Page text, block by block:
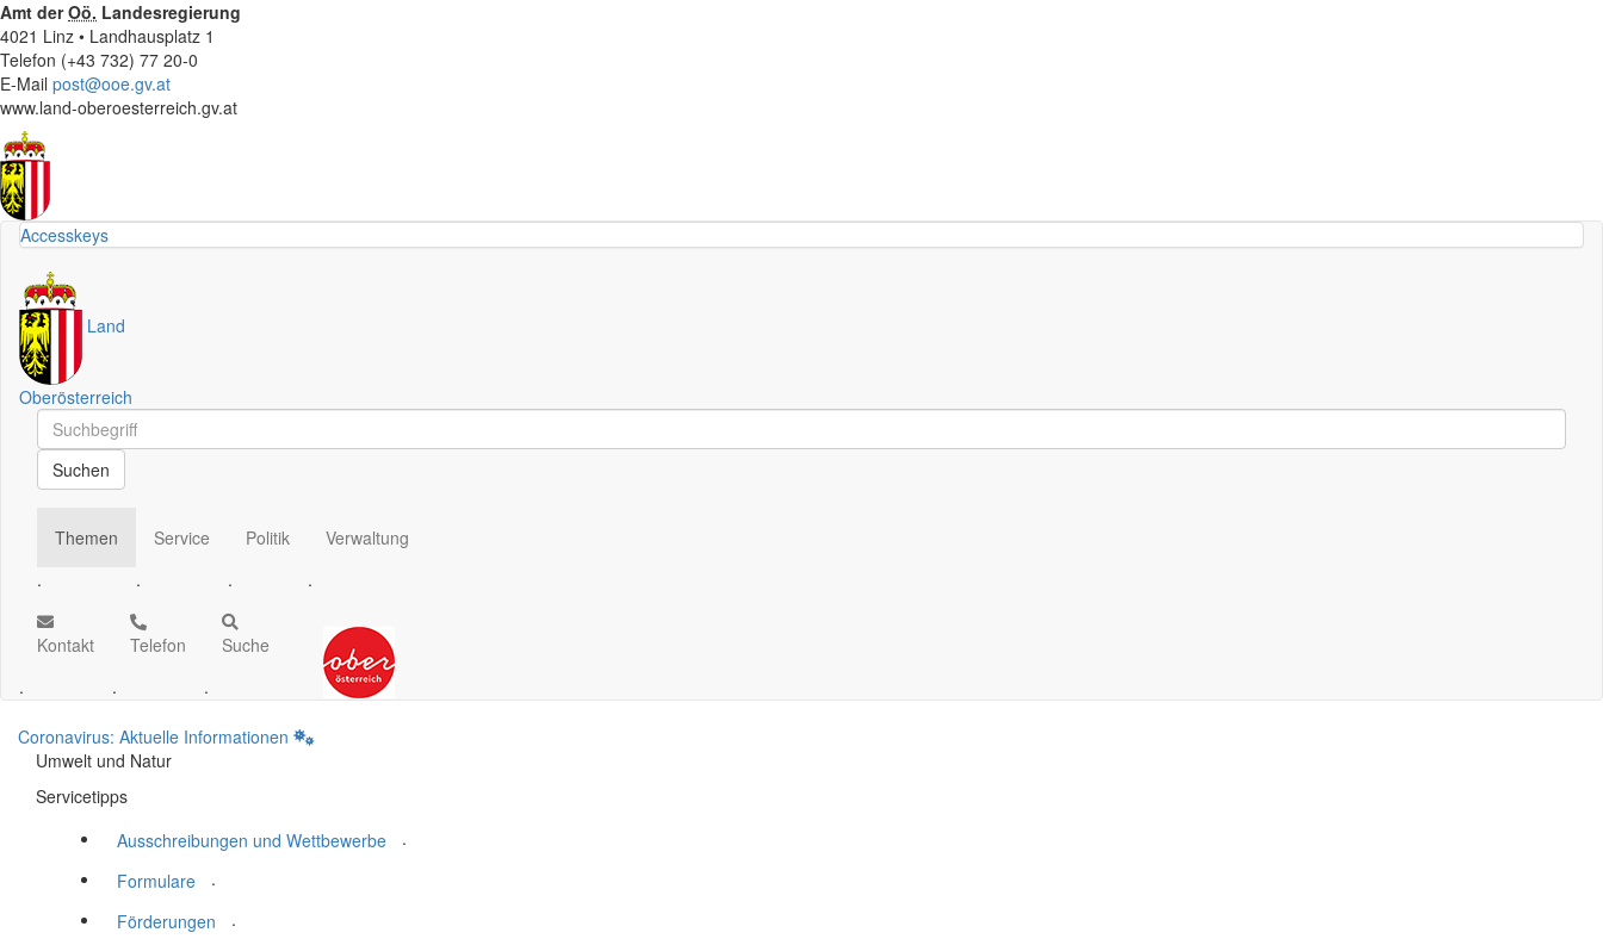
Amt derOö. Landesregierung
4021 Linz • Landhausplatz 1
Telefon (+43 732) 77 20-0
E-Mail post@ooe.gv.at
www.land-oberoesterreich.gv.at
Accesskeys
Land
Oberösterreich
Schnellsuche
Schnellsuche
Suchen
Themen
.
Service
.
Politik
.
Verwaltung
.
Kontakt
.
Telefon
.
Suche
.
Coronavirus: Aktuelle Informationen
Umwelt und Natur
Servicetipps
Ausschreibungen und Wettbewerbe
.
Formulare
.
Förderungen
.